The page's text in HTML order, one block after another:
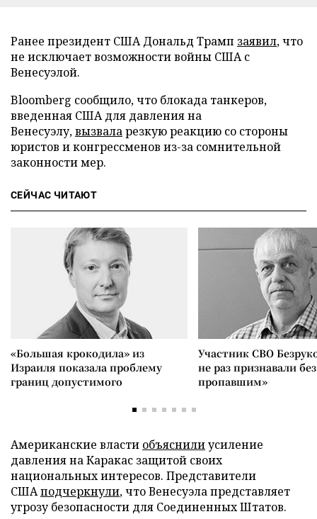
Ранее президент США Дональд Трамп заявил, что
не исключает возможности войны США с
Венесуэлой.
Bloomberg сообщило, что блокада танкеров,
введенная США для давления на
Венесуэлу,вызваларезкую реакцию со стороны
юристов и конгрессменов из-за сомнительной
законности мер.
СЕЙЧАС ЧИТАЮТ
«Большая крокодила» из
Израиля показала проблему
границ допустимого
Участник СВО
не раз признавали
пропавшим»
Американские власти объяснилиусиление
давления на Каракас защитой своих
национальных интересов. Представители
СШАподчеркнули, что Венесуэла представляет
угрозу безопасности для Соединенных Штатов.